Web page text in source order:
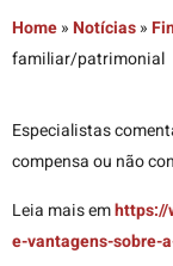
Home»Notícias»
familiar/patrimonial
Especialistas
compensa ou não
Leia mais emhttps://
e-vantagens-